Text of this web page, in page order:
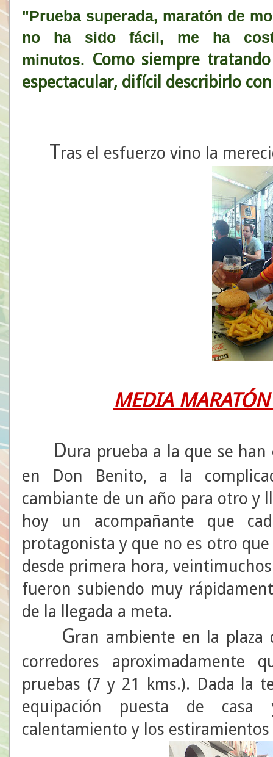
"Prueba superada, maratón de
no ha sido fácil, me ha
minutos. Como siempre
espectacular, difícil describirlo
Tras el esfuerzo vino la
MEDIA
Dura prueba a la que se
en Don Benito, a la
cambiante de un año para otro y
hoy un acompañante que
protagonista y que no es otro
desde primera hora,
fueron subiendo muy
de la llegada a meta.
Gran ambiente en la plaza
corredores aproximadamente
pruebas (7 y 21 kms.). Dada la
equipación puesta de
calentamiento y los estiramientos